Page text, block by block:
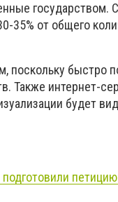
государством.
35% от общего
быстро
Также интернет-
будет